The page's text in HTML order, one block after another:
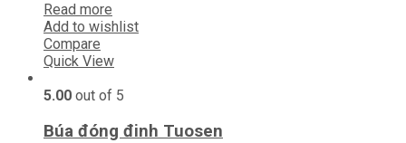
Read more
Add to wishlist
Compare
Quick View
5.00 out of 5
Búa đóng đinh Tuosen